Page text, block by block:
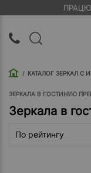
КАТАЛОГ ЗЕРКАЛ
ЗЕРКАЛА В ГОСТИНУЮ
Зеркала в
По рейтингу